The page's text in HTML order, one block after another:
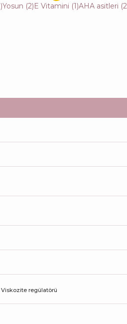
)Yosun (2)E Vitamini (1)AHA asitleri (2
Viskozite regülatörü